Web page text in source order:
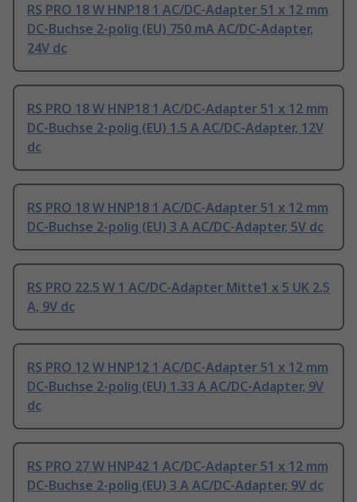
RS PRO 18 W HNP18 1 AC/DC-Adapter 51 x 12 mm
DC-Buchse 2-polig (EU) 750 mA AC/DC-Adapter,
24V dc
RS PRO 18 W HNP18 1 AC/DC-Adapter 51 x 12 mm
DC-Buchse 2-polig (EU) 1.5 A AC/DC-Adapter, 12V
dc
RS PRO 18 W HNP18 1 AC/DC-Adapter 51 x 12 mm
DC-Buchse 2-polig (EU) 3 A AC/DC-Adapter, 5V dc
RS PRO 22.5 W 1 AC/DC-Adapter Mitte1 x 5 UK 2.5
A, 9V dc
RS PRO 12 W HNP12 1 AC/DC-Adapter 51 x 12 mm
DC-Buchse 2-polig (EU) 1.33 A AC/DC-Adapter, 9V
dc
RS PRO 27 W HNP42 1 AC/DC-Adapter 51 x 12 mm
DC-Buchse 2-polig (EU) 3 A AC/DC-Adapter, 9V dc